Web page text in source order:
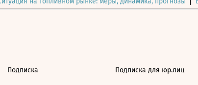
Подписка Подписка для юр.лиц